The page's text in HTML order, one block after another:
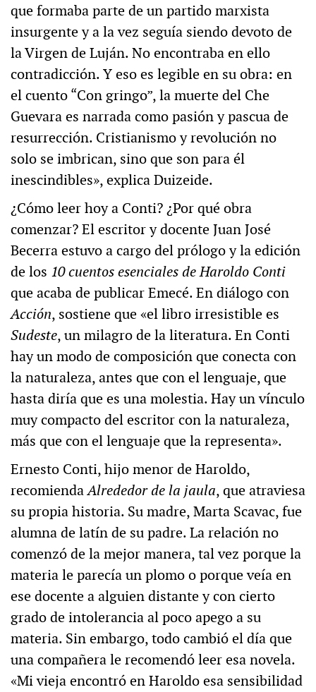
que formaba parte de un partido marxista
insurgente y a la vez seguía siendo devoto de
la Virgen de Luján. No encontraba en ello
contradicción. Y eso es legible en su obra: en
el cuento “Con gringo”, la muerte del Che
Guevara es narrada como pasión y pascua de
resurrección. Cristianismo y revolución no
solo se imbrican, sino que son para él
inescindibles», explica Duizeide.
¿Cómo leer hoy a Conti? ¿Por qué obra
comenzar? El escritor y docente Juan José
Becerra estuvo a cargo del prólogo y la edición
de los 10 cuentos esenciales de Haroldo Conti
que acaba de publicar Emecé. En diálogo con
Acción, sostiene que «el libro irresistible es
Sudeste, un milagro de la literatura. En Conti
hay un modo de composición que conecta con
la naturaleza, antes que con el lenguaje, que
hasta diría que es una molestia. Hay un vínculo
muy compacto del escritor con la naturaleza,
más que con el lenguaje que la representa».
Ernesto Conti, hijo menor de Haroldo,
recomiendaAlrededor de la jaula, que atraviesa
su propia historia. Su madre, Marta Scavac, fue
alumna de latín de su padre. La relación no
comenzó de la mejor manera, tal vez porque la
materia le parecía un plomo o porque veía en
ese docente a alguien distante y con cierto
grado de intolerancia al poco apego a su
materia. Sin embargo, todo cambió el día que
una compañera le recomendó leer esa novela.
«Mi vieja encontró en Haroldo esa sensibilidad